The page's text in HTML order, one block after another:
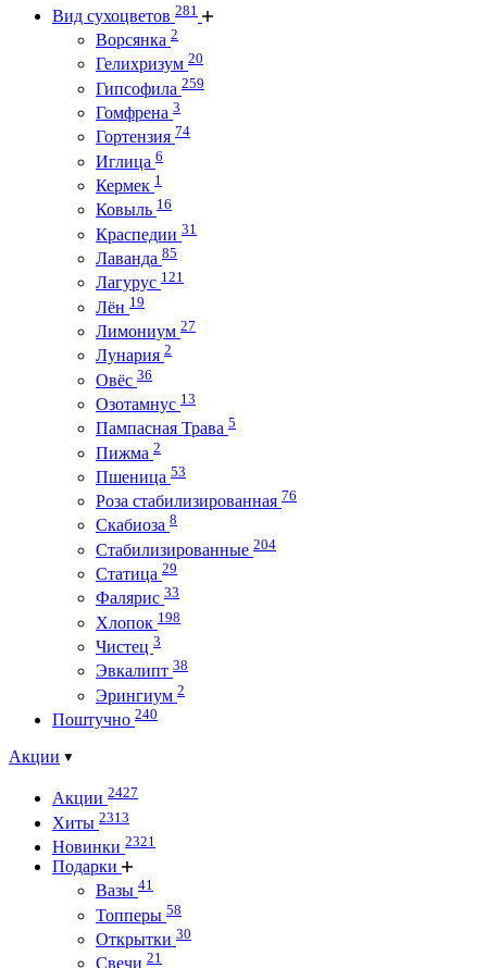
Вид сухоцветов 281
Ворсянка 2
Гелихризум 20
Гипсофила 259
Гомфрена 3
Гортензия 74
Иглица 6
Кермек 1
Ковыль 16
Краспедии 31
Лаванда 85
Лагурус 121
Лён 19
Лимониум 27
Лунария 2
Овёс 36
Озотамнус 13
Пампасная Трава 5
Пижма 2
Пшеница 53
Роза стабилизированная 76
Скабиоза 8
Стабилизированные 204
Статица 29
Фалярис 33
Хлопок 198
Чистец 3
Эвкалипт 38
Эрингиум 2
Поштучно 240
Акции
Акции 2427
Хиты 2313
Новинки 2321
Подарки
Вазы 41
Топперы 58
Открытки 30
Свечи 21